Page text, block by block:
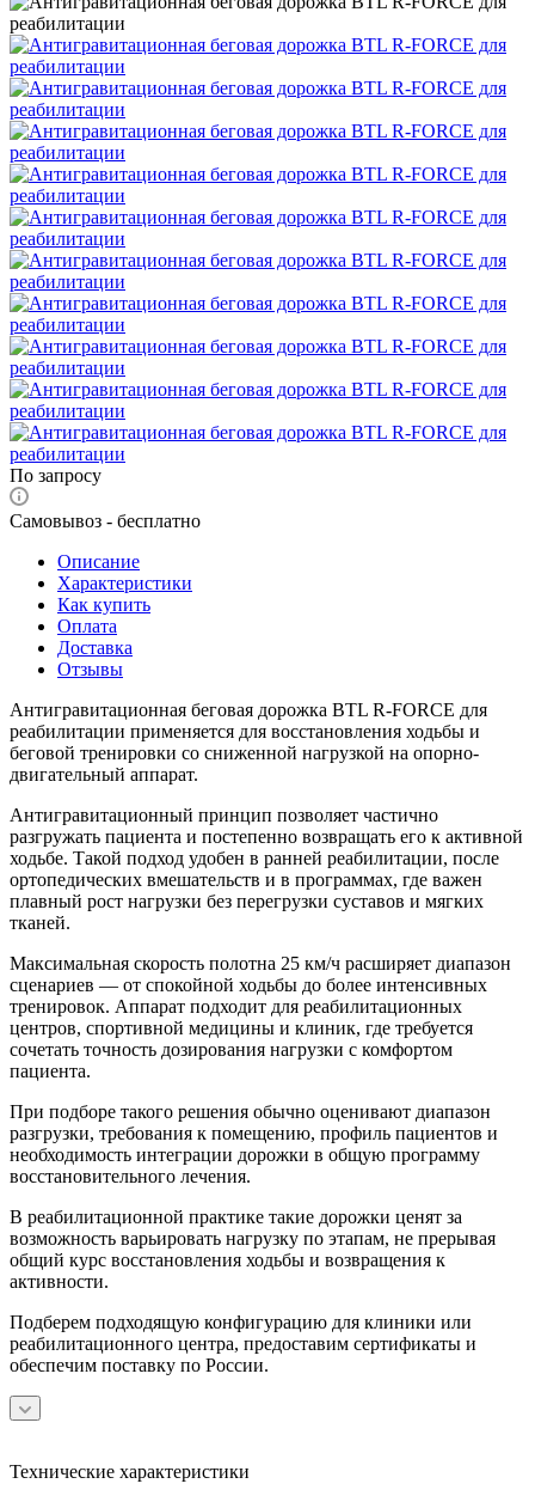
По запросу
Самовывоз - бесплатно
Описание
Характеристики
Как купить
Оплата
Доставка
Отзывы
Антигравитационная беговая дорожка BTL R-FORCE для
реабилитации применяется для восстановления ходьбы и
беговой тренировки со сниженной нагрузкой на опорно-
двигательный аппарат.
Антигравитационный принцип позволяет частично
разгружать пациента и постепенно возвращать его к активной
ходьбе. Такой подход удобен в ранней реабилитации, после
ортопедических вмешательств и в программах, где важен
плавный рост нагрузки без перегрузки суставов и мягких
тканей.
Максимальная скорость полотна 25 км/ч расширяет диапазон
сценариев — от спокойной ходьбы до более интенсивных
тренировок. Аппарат подходит для реабилитационных
центров, спортивной медицины и клиник, где требуется
сочетать точность дозирования нагрузки с комфортом
пациента.
При подборе такого решения обычно оценивают диапазон
разгрузки, требования к помещению, профиль пациентов и
необходимость интеграции дорожки в общую программу
восстановительного лечения.
В реабилитационной практике такие дорожки ценят за
возможность варьировать нагрузку по этапам, не прерывая
общий курс восстановления ходьбы и возвращения к
активности.
Подберем подходящую конфигурацию для клиники или
реабилитационного центра, предоставим сертификаты и
обеспечим поставку по России.
Технические характеристики